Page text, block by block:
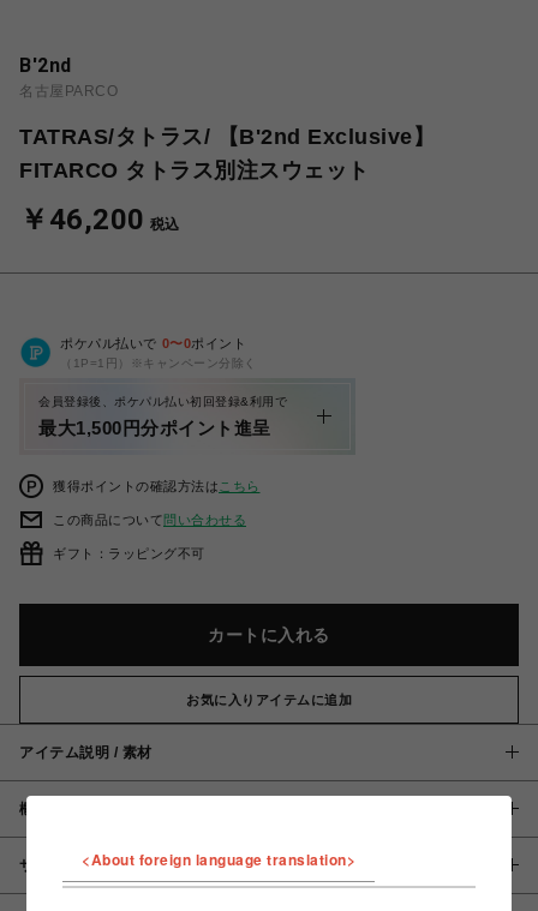
B'2nd
名古屋PARCO
TATRAS/タトラス/ 【B'2nd Exclusive】
FITARCO タトラス別注スウェット
￥46,200 税込
ポケパル払いで 0〜0ポイント
（1P=1円）※キャンペーン分除く
会員登録後、ポケパル払い初回登録&利用で
最大1,500円分ポイント進呈
獲得ポイントの確認方法は こちら
この商品について問い合わせる
ギフト：ラッピング不可
カートに入れる
お気に入りアイテムに追加
アイテム説明 / 素材
概要
サイズ <About foreign language translation>